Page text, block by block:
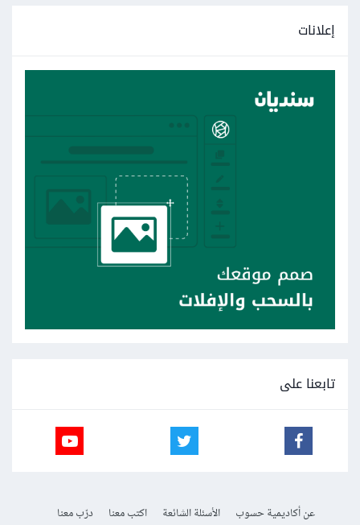
إعلانات
تابعنا على
عن أكاديمية حسوب الأسئلة الشائعة اكتب معنا
درّب معنا